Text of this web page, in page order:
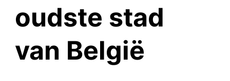
oudste stad
van België